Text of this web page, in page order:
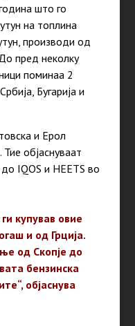
што го
на топлина
производи од
пред неколку
поминаа 2
Бугарија и
и Ерол
објаснуваат
IQOS и HEETS во
купував овие
и од Грција.
од Скопје до
бензинска
објаснува